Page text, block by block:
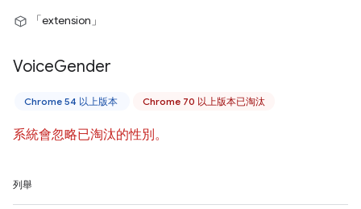
「extension」
VoiceGender
Chrome 54 以上版本 Chrome 70 以上版本已淘汰
系統會忽略已淘汰的性別。
列舉